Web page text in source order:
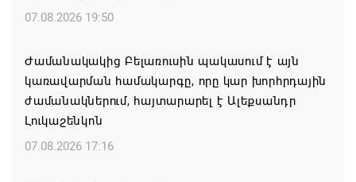
07.08.2026 19:50
Ժամանակակից Բելառուսին պակասում է այն
կառավարման համակարգը, որը կար խորհրդային
ժամանակներում, հայտարարել է Ալեքսանդր
Լուկաշենկոն
07.08.2026 17:16